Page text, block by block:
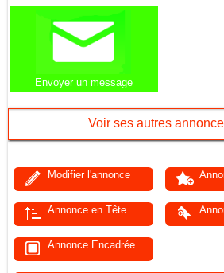
Envoyer un message
Voir ses autres
Modifier l'annonce
Annonce en Tête
Annonce Encadrée